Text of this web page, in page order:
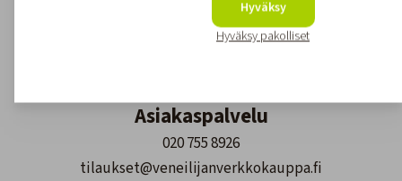
Varastossa olevat tuotteet 1-3 arkipäivää.
Tilaustuotteet yleensä 2-7 arkipäivää.
Asiakaspalvelu
020 755 8926
tilaukset@veneilijanverkkokauppa.fi